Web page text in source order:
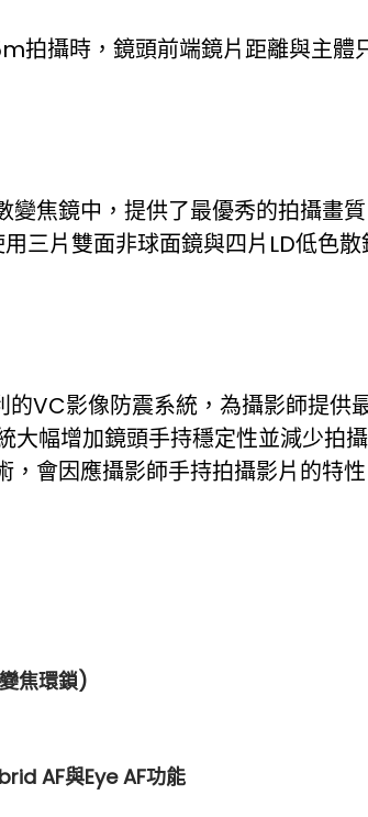
拍攝時，鏡頭前端鏡片距離與主
焦鏡中，提供了最優秀的拍攝畫
三片雙面非球面鏡與四片LD低色
VC影像防震系統，為攝影師提
大幅增加鏡頭手持穩定性並減少拍
，會因應攝影師手持拍攝影片的特
焦環鎖)
AF與Eye AF功能